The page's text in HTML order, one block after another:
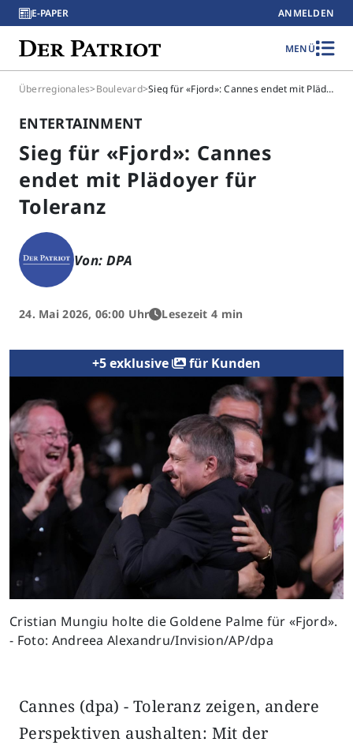
E-PAPER ANMELDEN
MENÜ
Überregionales>Boulevard> Sieg für «Fjord»: Cannes endet mit Plädoyer für Toleranz
ENTERTAINMENT
Sieg für «Fjord»: Cannes
endet mit Plädoyer für
Toleranz
Von: DPA
24. Mai 2026, 06:00 Uhr Lesezeit 4 min
+5 exklusive für Kunden
Cristian Mungiu holte die Goldene Palme für «Fjord».
- Foto: Andreea Alexandru/Invision/AP/dpa
Previous Next
Cannes (dpa) - Toleranz zeigen, andere
Perspektiven aushalten: Mit der